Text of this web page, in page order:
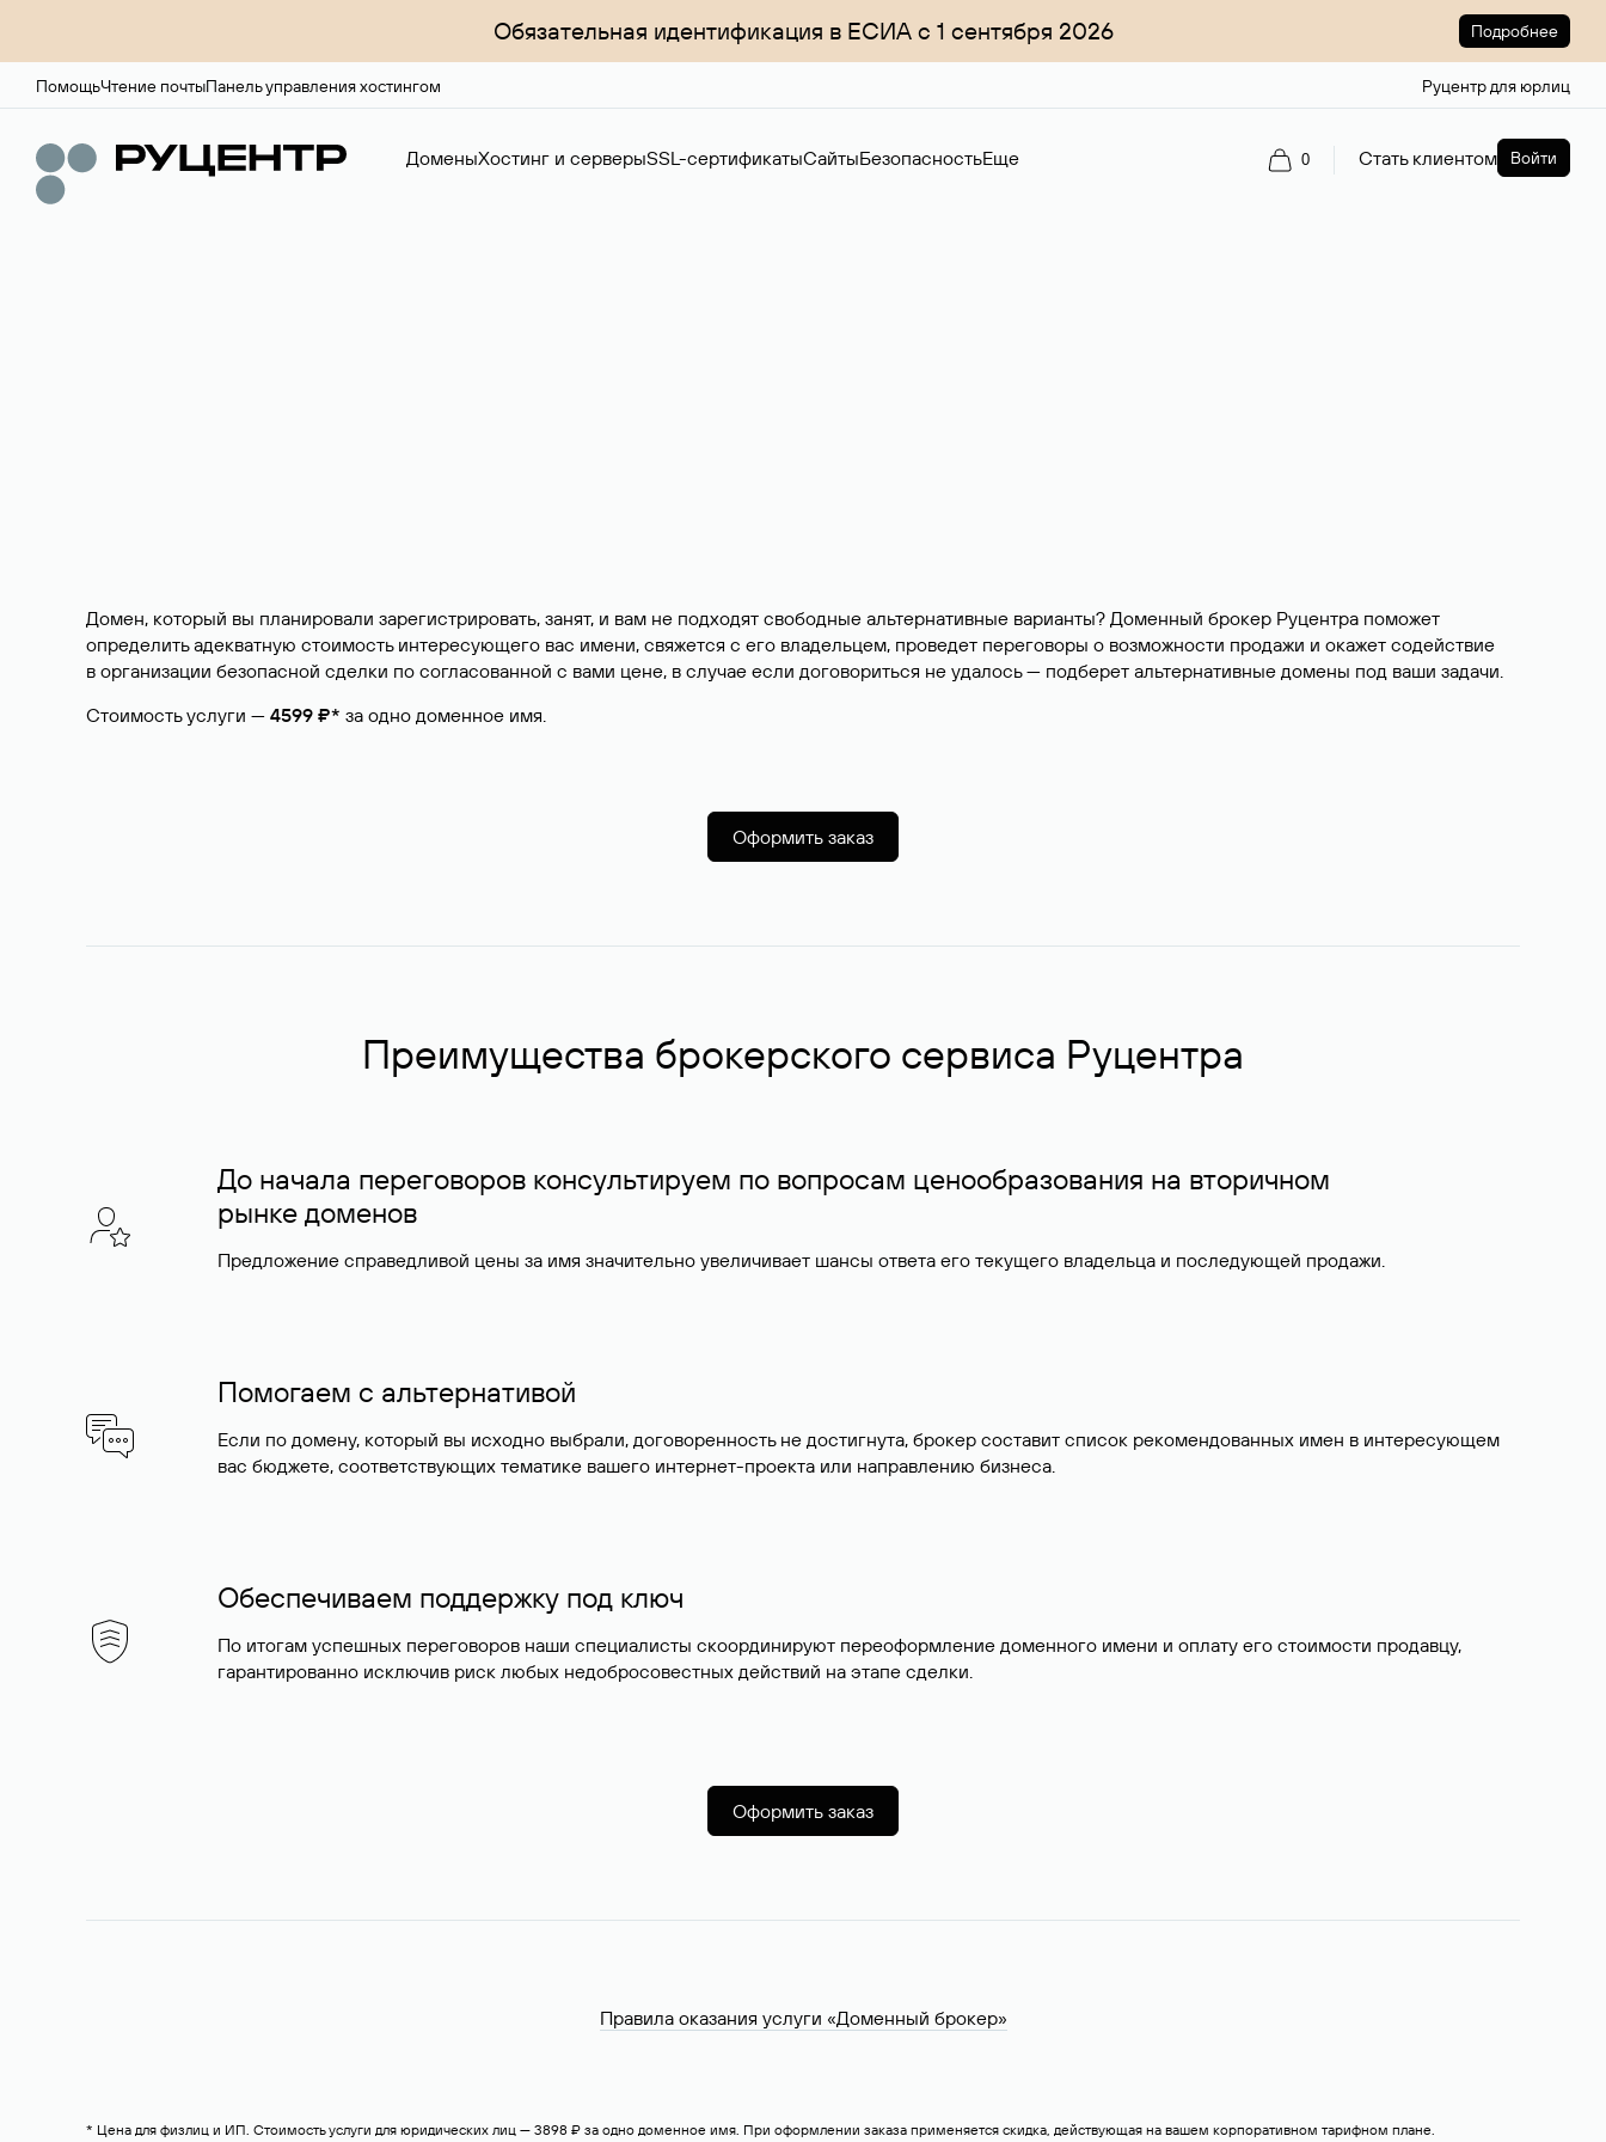
Обязательная идентификация в ЕСИА с 1 сентября 2026 Подробнее
ПомощьЧтение почтыПанель управления хостингом Руцентр для юрлиц
ДоменыХостинг и серверыSSL-сертификатыСайтыБезопасностьЕще 0 Стать клиентом Войти
Домен, который вы планировали зарегистрировать, занят, и вам не подходят свободные альтернативные варианты? Доменный брокер Руцентра поможет
определить адекватную стоимость интересующего вас имени, свяжется с его владельцем, проведет переговоры о возможности продажи и окажет содействие
в организации безопасной сделки по согласованной с вами цене, в случае если договориться не удалось — подберет альтернативные домены под ваши задачи.
Стоимость услуги — 4599 ₽* за одно доменное имя.
Оформить заказ
Преимущества брокерского сервиса Руцентра
До начала переговоров консультируем по вопросам ценообразования на вторичном
рынке доменов
Предложение справедливой цены за имя значительно увеличивает шансы ответа его текущего владельца и последующей продажи.
Помогаем с альтернативой
Если по домену, который вы исходно выбрали, договоренность не достигнута, брокер составит список рекомендованных имен в интересующем
вас бюджете, соответствующих тематике вашего интернет-проекта или направлению бизнеса.
Обеспечиваем поддержку под ключ
По итогам успешных переговоров наши специалисты скоординируют переоформление доменного имени и оплату его стоимости продавцу,
гарантированно исключив риск любых недобросовестных действий на этапе сделки.
Оформить заказ
Правила оказания услуги «Доменный брокер»
* Цена для физлиц и ИП. Стоимость услуги для юридических лиц — 3898 ₽ за одно доменное имя. При оформлении заказа применяется скидка, действующая на вашем корпоративном тарифном плане.